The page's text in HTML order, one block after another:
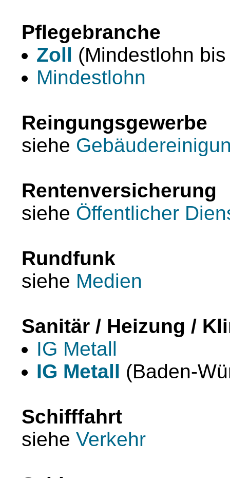
Pflegebranche
Zoll (Mindestlohn
Mindestlohn
Reingungsgewerbe
siehe
Rentenversicherung
siehe Öffentlicher
Rundfunk
siehe Medien
Sanitär / Heizung /
IG Metall
IG Metall (Baden-
Schifffahrt
siehe Verkehr